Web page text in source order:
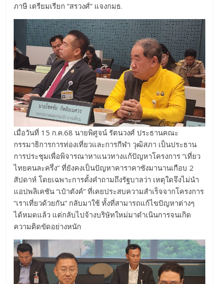
ภาษี เตรียมเรียก “สรวงศ์” แจงกมธ.
เมื่อวันที่ 15 ก.ค.68 นายพิศูจน์ รัตนวงศ์ ประธานคณะ
กรรมาธิการการท่องเที่ยวและการกีฬา วุฒิสภา เป็นประธาน
การประชุมเพื่อพิจารณาหาแนวทางแก้ปัญหาโครงการ “เที่ยว
ไทยคนละครึ่ง” ที่ยังคงเป็นปัญหาคาราคาซังมานานเกือบ 2
สัปดาห์ โดยเฉพาะการตั้งคำถามถึงรัฐบาลว่า เหตุใดจึงไม่นำ
แอปพลิเคชัน “เป๋าตังค์” ที่เคยประสบความสำเร็จจากโครงการ
“เราเที่ยวด้วยกัน” กลับมาใช้ ทั้งที่สามารถแก้ไขปัญหาต่างๆ
ได้หมดแล้ว แต่กลับไปจ้างบริษัทใหม่มาดำเนินการจนเกิด
ความติดขัดอย่างหนัก